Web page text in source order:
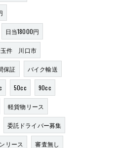
日当18000円
件 川口市
保証 バイク輸送
50cc 90cc
軽貨物リース
委託ドライバー募集
リース 審査無し